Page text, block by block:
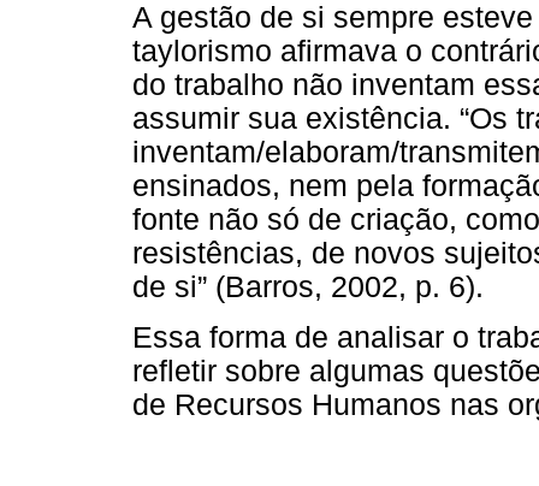
A gestão de si sempre
taylorismo afirmava o
do trabalho não inventam
assumir sua existência. “Os
inventam/elaboram/
ensinados, nem pela
fonte não só de criação,
resistências, de novos
de si” (Barros, 2002, p. 6).
Essa forma de analisar o
refletir sobre algumas
de Recursos Humanos nas